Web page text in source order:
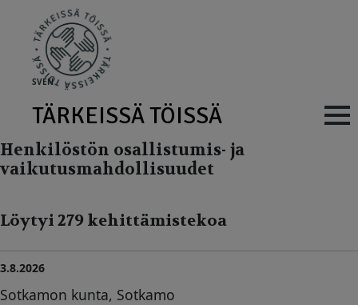
SVEN
TÄRKEISSÄ TÖISSÄ Main
Henkilöstön osallistumis- ja
vaikutusmahdollisuudet
Löytyi 279 kehittämistekoa
3.8.2026
Sotkamon kunta, Sotkamo